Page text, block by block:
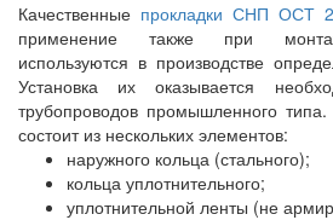
Качественные прокладки СНП ОСТ
применение также при
используются в производстве
Установка их оказывается
трубопроводов промышленного
состоит из нескольких элементов:
наружного кольца (стального);
кольца уплотнительного;
уплотнительной ленты (не